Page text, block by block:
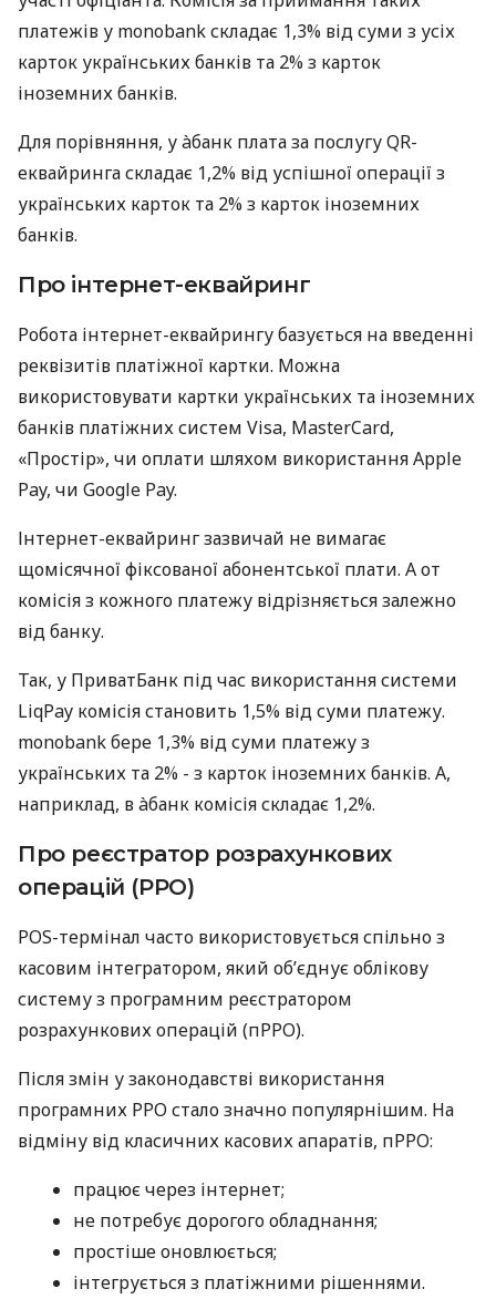
платежів у monobank складає 1,3% від суми з усіх
карток українських банків та 2% з карток
іноземних банків.
Для порівняння, у àбанк плата за послугу QR-
еквайринга складає 1,2% від успішної операції з
українських карток та 2% з карток іноземних
банків.
Про інтернет-еквайринг
Робота інтернет-еквайрингу базується на введенні
реквізитів платіжної картки. Можна
використовувати картки українських та іноземних
банків платіжних систем Visa, MasterCard,
«Простір», чи оплати шляхом використання Apple
Pay, чи Google Pay.
Інтернет-еквайринг зазвичай не вимагає
щомісячної фіксованої абонентської плати. А от
комісія з кожного платежу відрізняється залежно
від банку.
Так, у ПриватБанк під час використання системи
LiqPay комісія становить 1,5% від суми платежу.
monobank бере 1,3% від суми платежу з
українських та 2% - з карток іноземних банків. А,
наприклад, в àбанк комісія складає 1,2%.
Про реєстратор розрахункових
операцій (РРО)
POS-термінал часто використовується спільно з
касовим інтегратором, який об’єднує облікову
систему з програмним реєстратором
розрахункових операцій (пРРО).
Після змін у законодавстві використання
програмних РРО стало значно популярнішим. На
відміну від класичних касових апаратів, пРРО:
працює через інтернет;
не потребує дорогого обладнання;
простіше оновлюється;
інтегрується з платіжними рішеннями.